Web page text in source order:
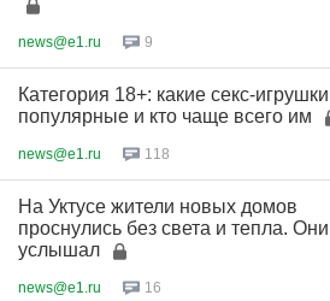
news@e1.ru 9
Категория 18+: какие секс-
популярные и кто чаще всего им
news@e1.ru 118
На Уктусе жители новых домов
проснулись без света и тепла. Они
услышал
news@e1.ru 16